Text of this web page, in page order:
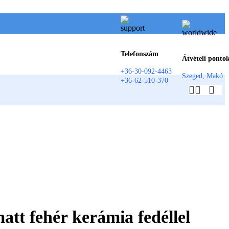
Telefonszám
+36-30-092-4463
+36-62-510-370
Átvételi
Szeged, Makó
fehér kerámia fedéllel